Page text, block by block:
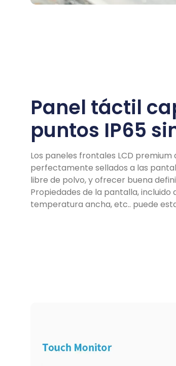
Panel táctil
puntos IP65
Los paneles frontales LCD premium
perfectamente sellados a las
libre de polvo, y ofrecer buena
Propiedades de la pantalla,
temperatura ancha, etc.. puede